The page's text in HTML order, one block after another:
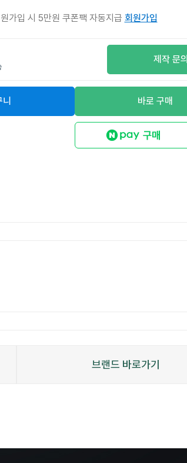
가입 시 5만원 쿠폰팩 자동지급 회원가입
제작 문의
바로 구매
브랜드 바로가기